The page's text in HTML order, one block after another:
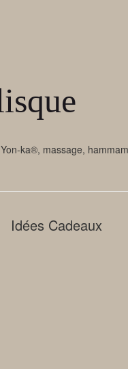
ka®, massage,
Idées Cadeaux